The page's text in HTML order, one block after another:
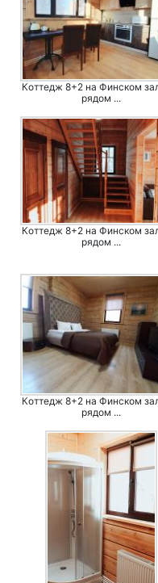
Коттедж 8+2 на Финском
рядом ...
Коттедж 8+2 на Финском
рядом ...
Коттедж 8+2 на Финском
рядом ...